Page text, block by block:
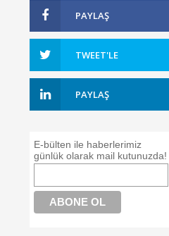
PAYLAŞ
TWEET'LE
PAYLAŞ
E-bülten ile haberlerimiz
günlük olarak mail kutunuzda!